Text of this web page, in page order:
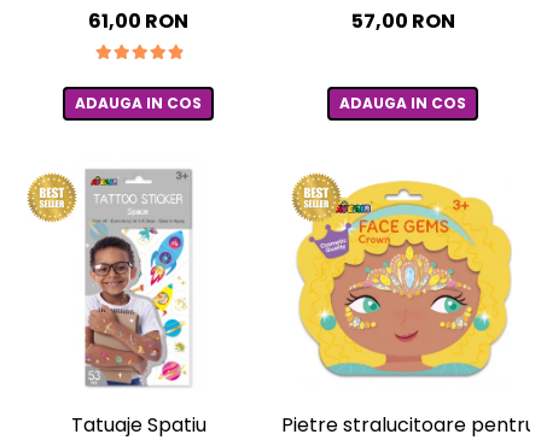
61,00 RON
ADAUGA IN COS
57,00 RON
ADAUGA IN COS
Tatuaje Spatiu
Pietre stralucitoare